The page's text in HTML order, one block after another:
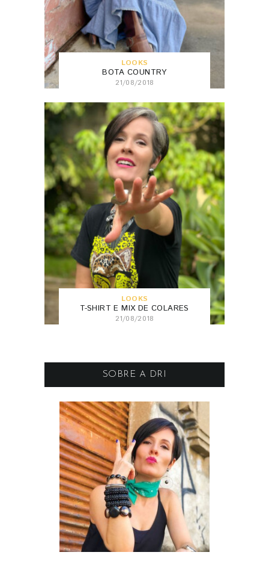
LOOKS
BOTA COUNTRY
21/08/2018
LOOKS
T-SHIRT E MIX DE COLARES
21/08/2018
SOBRE A DRI